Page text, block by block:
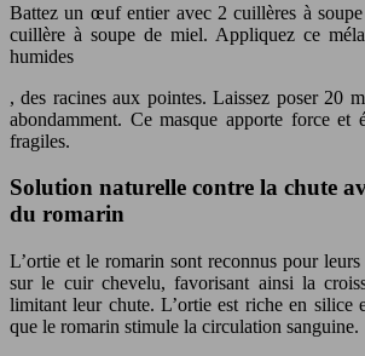
Battez un œuf entier avec 2 cuillères à
cuillère à soupe de miel. Appliquez ce
humides
, des racines aux pointes. Laissez poser 20
abondamment. Ce masque apporte force et
fragiles.
Solution naturelle contre la chute
du romarin
L’ortie et le romarin sont reconnus pour
sur le cuir chevelu, favorisant ainsi la
limitant leur chute. L’ortie est riche en silice
que le romarin stimule la circulation sanguine.